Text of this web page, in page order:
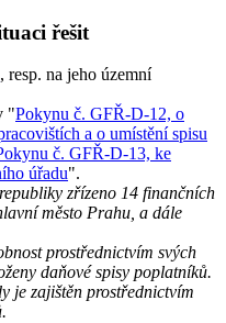
řešit
, resp. na jeho územní
"Pokynu č. GFŘ-D-12, o
a o umístění spisu
č. GFŘ-D-13, ke
úřadu".
zřízeno 14 finančních
město Prahu, a dále
prostřednictvím svých
daňové spisy poplatníků.
je zajištěn prostřednictvím